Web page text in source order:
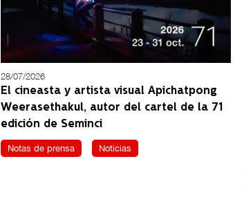
28/07/2026
El cineasta y artista visual Apichatpong
Weerasethakul, autor del cartel de la 71
edición de Seminci
Notas de prensa Noticias